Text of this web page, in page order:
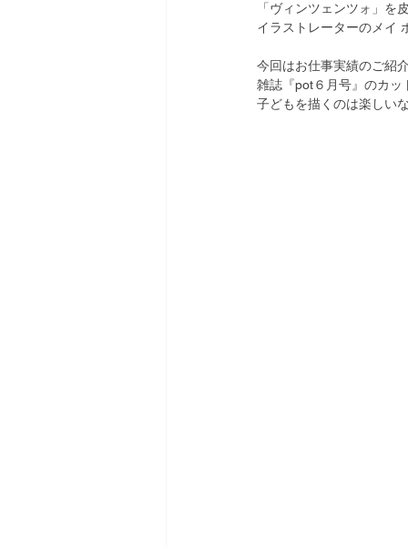
「ヴィンツェンツォ」を
イラストレーターのメイ
今回はお仕事実績のご紹
雑誌『pot６月号』のカッ
子どもを描くのは楽しい